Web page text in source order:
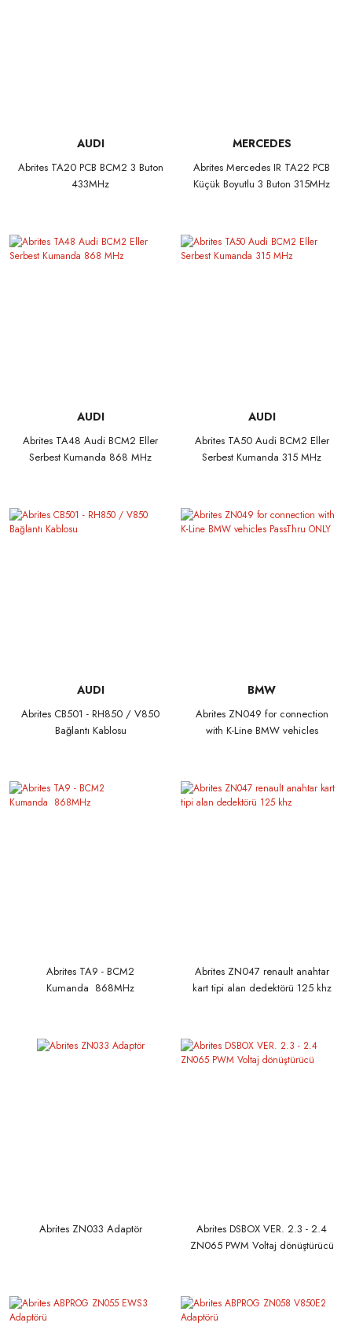
AUDI
Abrites TA20 PCB BCM2 3 Buton
433MHz
MERCEDES
Abrites Mercedes IR TA22 PCB
Küçük Boyutlu 3 Buton 315MHz
AUDI
Abrites TA48 Audi BCM2 Eller
Serbest Kumanda 868 MHz
AUDI
Abrites TA50 Audi BCM2 Eller
Serbest Kumanda 315 MHz
AUDI
Abrites CB501 - RH850 / V850
Bağlantı Kablosu
BMW
Abrites ZN049 for connection
with K-Line BMW vehicles
Abrites TA9 - BCM2
Kumanda 868MHz
Abrites ZN047 renault anahtar
kart tipi alan dedektörü 125 khz
Abrites ZN033 Adaptör
Abrites DSBOX VER. 2.3 - 2.4
ZN065 PWM Voltaj dönüştürücü